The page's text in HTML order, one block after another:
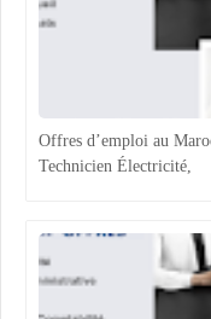
Offres d’emploi au
Technicien Électricité,